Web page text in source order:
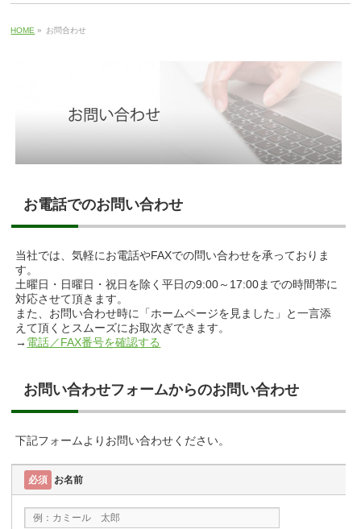
HOME » お問合わせ
お電話でのお問い合わせ
当社では、気軽にお電話やFAXでの問い合わせを承っておりま
す。
土曜日・日曜日・祝日を除く平日の9:00～17:00までの時間帯に
対応させて頂きます。
また、お問い合わせ時に「ホームページを見ました」と一言添
えて頂くとスムーズにお取次ぎできます。
→ 電話／FAX番号を確認する
お問い合わせフォームからのお問い合わせ
下記フォームよりお問い合わせください。
必須 お名前